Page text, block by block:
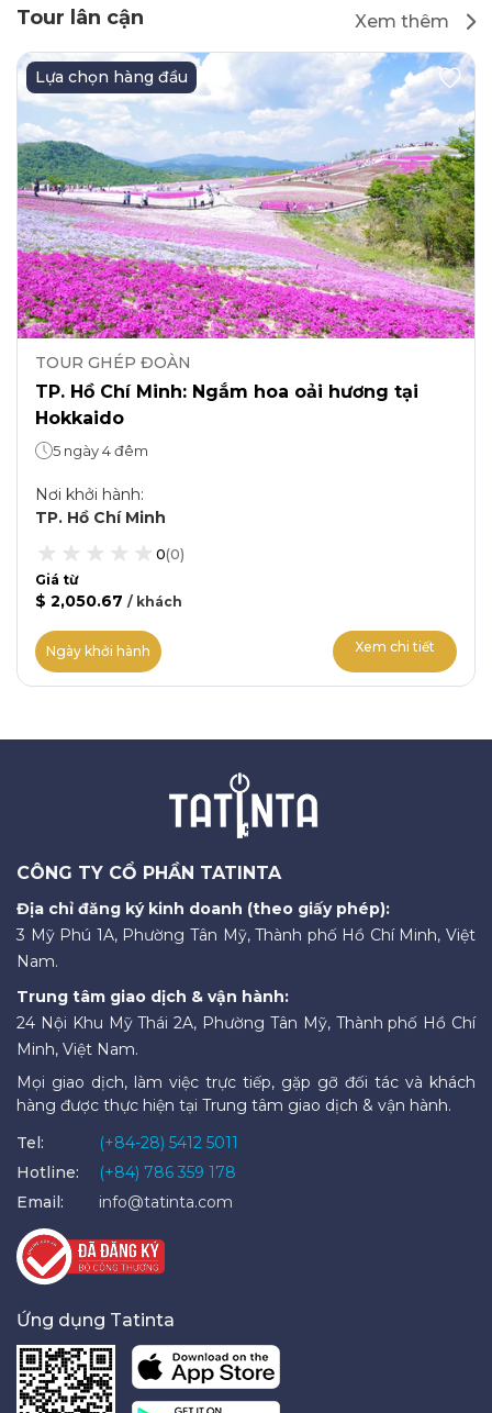
Tour lân cận Xem thêm
Lựa chọn hàng đầu
TOUR GHÉP ĐOÀN
TP. Hồ Chí Minh: Ngắm hoa oải hương tại
Hokkaido
5 ngày 4 đêm
Nơi khởi hành:
TP. Hồ Chí Minh
0(0)
Giá từ
$ 2,050.67 / khách
Ngày khởi hành Xem chi tiết
CÔNG TY CỔ PHẦN TATINTA
Địa chỉ đăng ký kinh doanh (theo giấy phép):
3 Mỹ Phú 1A, Phường Tân Mỹ, Thành phố Hồ Chí Minh, Việt
Nam.
Trung tâm giao dịch & vận hành:
24 Nội Khu Mỹ Thái 2A, Phường Tân Mỹ, Thành phố Hồ Chí
Minh, Việt Nam.
Mọi giao dịch, làm việc trực tiếp, gặp gỡ đối tác và khách
hàng được thực hiện tại Trung tâm giao dịch & vận hành.
Tel:
(+84-28) 5412 5011
Hotline:
(+84) 786 359 178
Email:
info@tatinta.com
Ứng dụng Tatinta